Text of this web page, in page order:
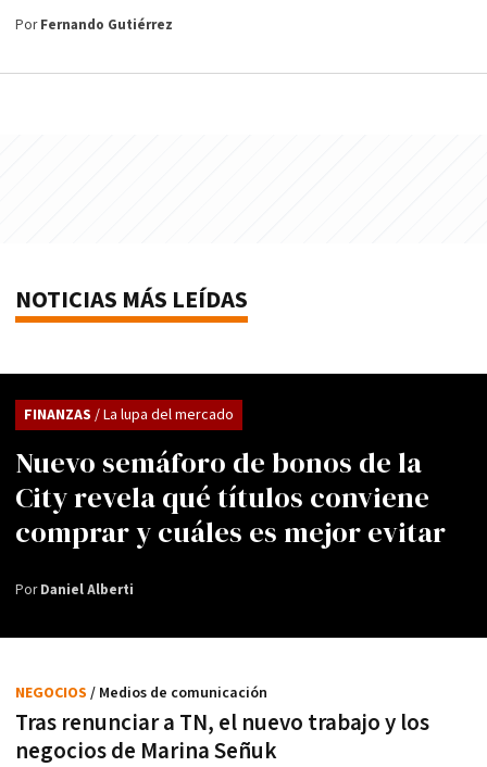
PorFernando Gutiérrez
NOTICIAS MÁS LEÍDAS
Nuevo semáforo de bonos de la
City revela qué títulos conviene
comprar y cuáles es mejor evitar
FINANZAS / La lupa del mercado
PorDaniel Alberti
Tras renunciar a TN, el nuevo trabajo y los
negocios de Marina Señuk
NEGOCIOS / Medios de comunicación